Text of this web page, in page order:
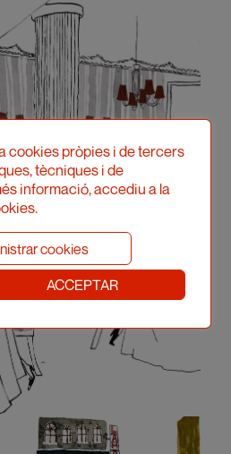
cookies pròpies i de tercers
tècniques i de
informació, accediu a la
cookies
ACCEPTAR